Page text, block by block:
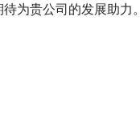
为贵公司的发展助力。